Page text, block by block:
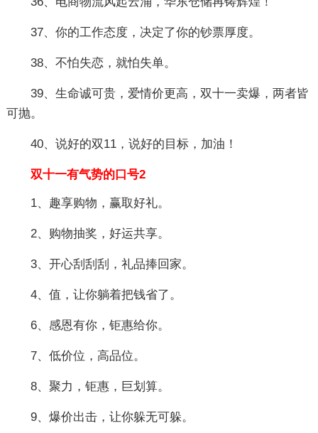
37、你的工作态度，决定了你的钞票厚度。
38、不怕失恋，就怕失单。
39、生命诚可贵，爱情价更高，双十一卖爆，两者皆
可抛。
40、说好的双11，说好的目标，加油！
双十一有气势的口号2
1、趣享购物，赢取好礼。
2、购物抽奖，好运共享。
3、开心刮刮刮，礼品捧回家。
4、值，让你躺着把钱省了。
6、感恩有你，钜惠给你。
7、低价位，高品位。
8、聚力，钜惠，巨划算。
9、爆价出击，让你躲无可躲。